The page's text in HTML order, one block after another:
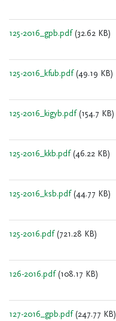
125-2016_gpb.pdf (32.62 KB)
125-2016_kfub.pdf (49.19 KB)
125-2016_kigyb.pdf (154.7 KB)
125-2016_kkb.pdf (46.22 KB)
125-2016_ksb.pdf (44.77 KB)
125-2016.pdf (721.28 KB)
126-2016.pdf (108.17 KB)
127-2016_gpb.pdf (247.77 KB)